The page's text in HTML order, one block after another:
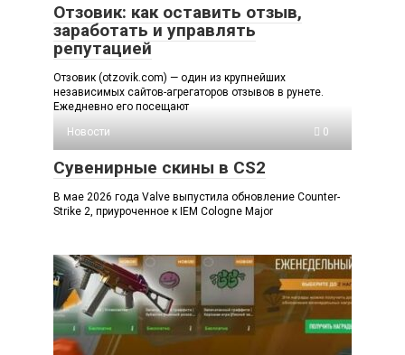
Отзовик: как оставить отзыв,
заработать и управлять
репутацией
Отзовик (otzovik.com) — один из крупнейших
независимых сайтов-агрегаторов отзывов в рунете.
Ежедневно его посещают
Новости
0
Сувенирные скины в CS2
В мае 2026 года Valve выпустила обновление Counter-
Strike 2, приуроченное к IEM Cologne Major